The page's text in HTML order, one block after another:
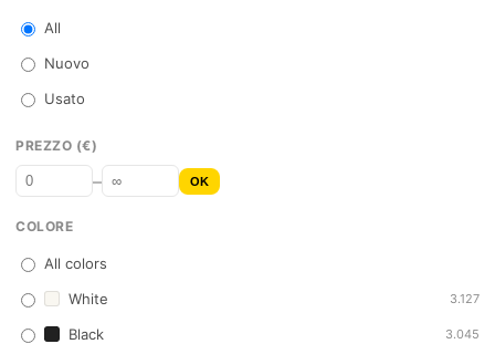
All
Nuovo
Usato
PREZZO (€)
– OK
COLORE
All colors
White
3.127
Black 3.045